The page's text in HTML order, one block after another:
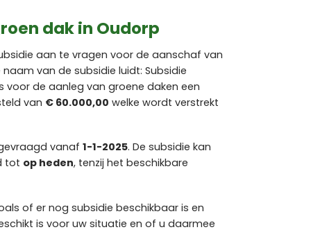
dak in Oudorp
aan te vragen voor de aanschaf van
van de subsidie luidt: Subsidie
voor de aanleg van groene daken een
van € 60.000,00 welke wordt verstrekt
vanaf 1-1-2025. De subsidie kan
tot op heden, tenzij het beschikbare
of er nog subsidie beschikbaar is en
is voor uw situatie en of u daarmee